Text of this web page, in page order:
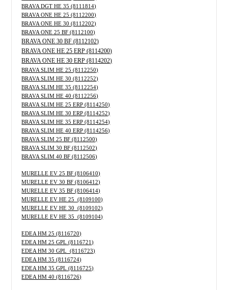
BRAVA DGT HE 35 (8111814)
BRAVA ONE HE 25 (8112200)
BRAVA ONE HE 30 (8112202)
BRAVA ONE 25 BF (8112100)
BRAVA ONE 30 BF (8112102)
BRAVA ONEHE 25ERP (8114200)
BRAVA ONEHE 30ERP (8114202)
BRAVA SLIM HE 25 (8112250)
BRAVA SLIM HE 30 (8112252)
BRAVA SLIM HE 35 (8112254)
BRAVA SLIM HE 40 (8112256)
BRAVA SLIM HE 25 ERP (8114250)
BRAVA SLIM HE 30 ERP (8114252)
BRAVA SLIM HE 35 ERP (8114254)
BRAVA SLIM HE 40 ERP (8114256)
BRAVA SLIM 25 BF (8112500)
BRAVA SLIM 30 BF (8112502)
BRAVA SLIM 40 BF (8112506)
MURELLE EV 25 BF (8106410)
MURELLE EV 30 BF (8106412)
MURELLE EV 35 BF (8106414)
MURELLE EV HE 25 (8109100)
MURELLE EV HE 30 (8109102)
MURELLE EV HE 35 (8109104)
EDEA HM 25 (8116720)
EDEA HM 25 GPL (8116721)
EDEA HM 30 GPL (8116723)
EDEA HM 35 (8116724)
EDEA HM 35 GPL (8116725)
EDEA HM 40 (8116726)